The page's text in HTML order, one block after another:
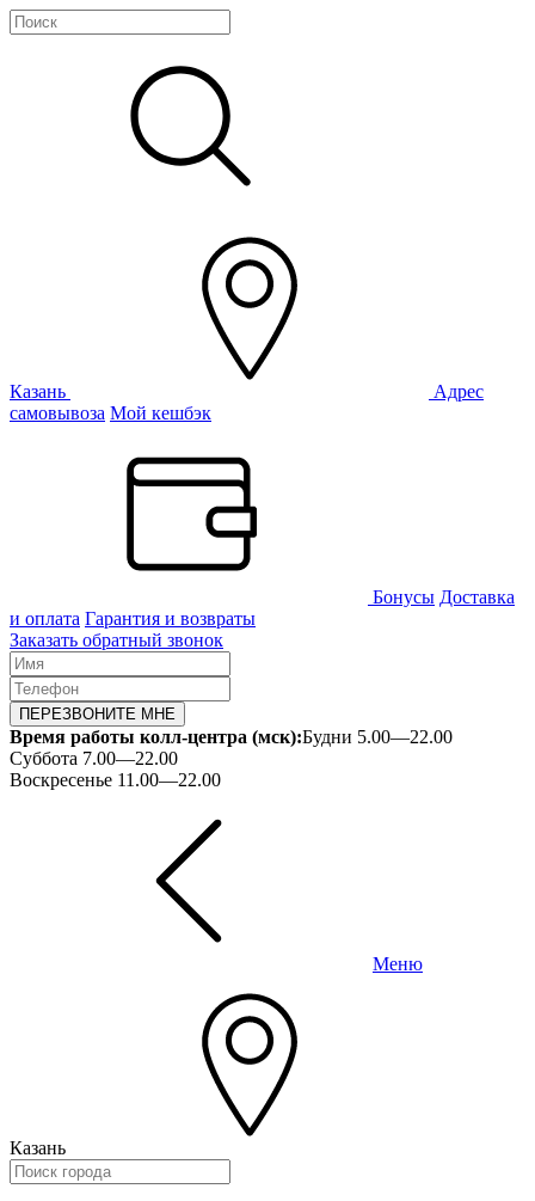
Казань
Адрес
самовывоза Мой кешбэк
Бонусы Доставка
и оплата Гарантия и возвраты
Заказать обратный звонок
ПЕРЕЗВОНИТЕ МНЕ
Время работы колл-центра (мск):Будни 5.00—22.00
Суббота 7.00—22.00
Воскресенье 11.00—22.00
Меню
Казань